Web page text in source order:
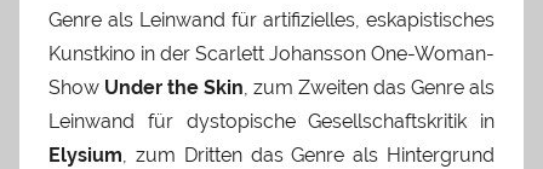
Genre als Leinwand für artifizielles, eskapistisches
Kunstkino in der Scarlett Johansson One-Woman-
Show Under the Skin, zum Zweiten das Genre als
Leinwand für dystopische Gesellschaftskritik in
Elysium, zum Dritten das Genre als Hintergrund